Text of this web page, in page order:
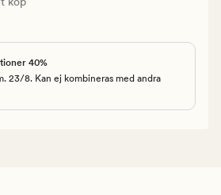
40%
23/8. Kan ej kombineras med andra